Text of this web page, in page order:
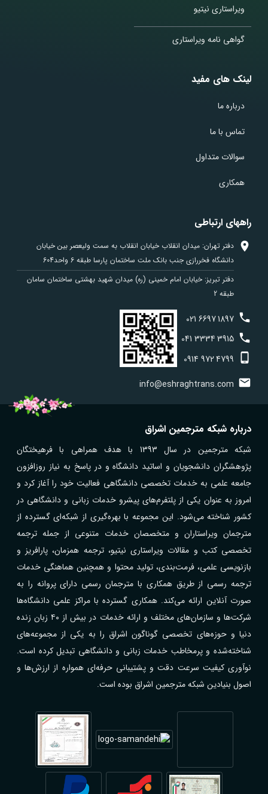
ویراستاری نیتیو
گواهی نامه ویراستاری
لینک های مفید
درباره ما
تماس با ما
سوالات متداول
همکاری
راههای ارتباطی
دفتر تهران: میدان انقلاب خیابان انقلاب به سمت ولیعصر بین خیابان
دانشگاه فخررازی جنب بانک ملت ساختمان پارسا طبقه 6 واحد604
دفتر تبریز: خیابان امام خمینی (ره) میدان شهید بهشتی ساختمان سامان
طبقه 2
021 66971897
041 33343915
0914 9724799
info@eshraghtrans.com
درباره شبکه مترجمین اشراق
شبکه مترجمین در سال 1393 با هدف همراهی با فرهیختگان
پژوهشگران دانشجویان و اساتید دانشگاه و در پاسخ به نیاز روزافزون
جامعه علمی به خدمات تخصصی دانشگاهی فعالیت خود را آغاز کرد و
امروز به عنوان یکی از پلتفرم‌های پیشرو خدمات زبانی و دانشگاهی در
کشور شناخته می‌شود. این مجموعه با بهره‌گیری از شبکه‌ای گسترده از
مترجمان ویراستاران و متخصصان خدمات متنوعی از جمله ترجمه
تخصصی کتب و مقالات ویراستاری نیتیو، ترجمه همزمان، پارافریز و
بازنویسی علمی، فرمت‌بندی، تولید محتوا و همچنین هماهنگی خدمات
ترجمه رسمی از طریق همکاری با مترجمان رسمی دارای پروانه را به
صورت آنلاین ارائه می‌کند. همکاری گسترده با مراکز علمی دانشگاه‌ها
شرکت‌ها و سازمان‌های مختلف و ارائه خدمات در بیش از ۴۰ زبان زنده
دنیا و حوزه‌های تخصصی گوناگون اشراق را به یکی از مجموعه‌های
شناخته‌شده و پرمخاطب خدمات زبانی و دانشگاهی تبدیل کرده است.
نوآوری کیفیت سرعت دقت و پشتیبانی حرفه‌ای همواره از ارزش‌ها و
اصول بنیادین شبکه مترجمین اشراق بوده است.